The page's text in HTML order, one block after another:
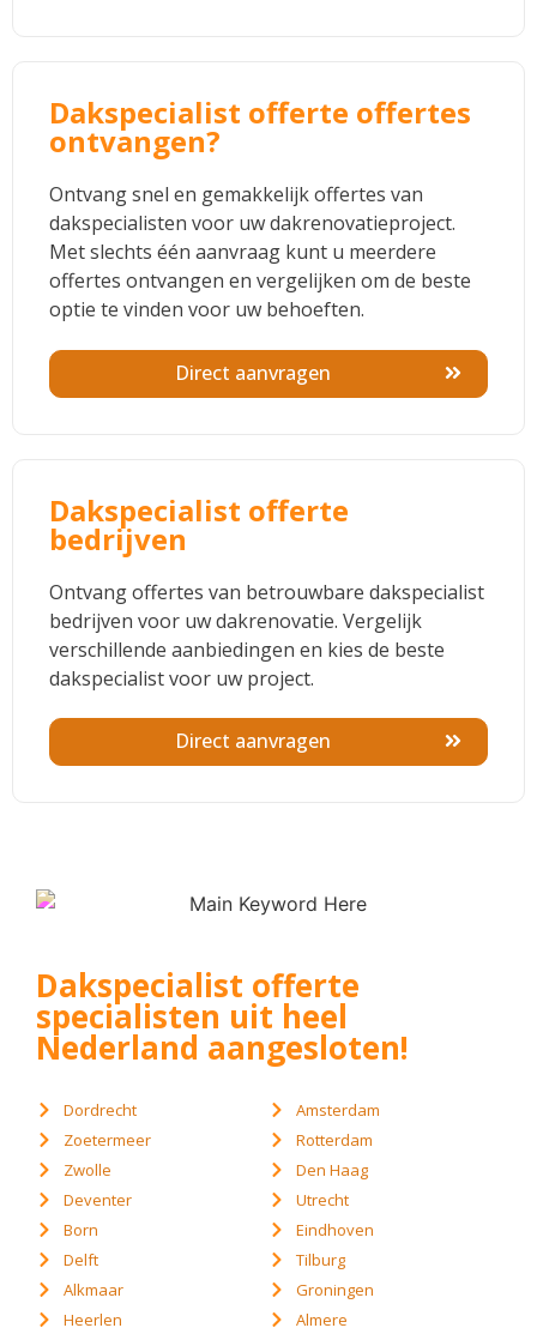
Dakspecialist offerte offertes
ontvangen?
Ontvang snel en gemakkelijk offertes van
dakspecialisten voor uw dakrenovatieproject.
Met slechts één aanvraag kunt u meerdere
offertes ontvangen en vergelijken om de beste
optie te vinden voor uw behoeften.
Direct aanvragen
Dakspecialist offerte
bedrijven
Ontvang offertes van betrouwbare dakspecialist
bedrijven voor uw dakrenovatie. Vergelijk
verschillende aanbiedingen en kies de beste
dakspecialist voor uw project.
Direct aanvragen
Dakspecialist offerte
specialisten uit heel
Nederland aangesloten!
Dordrecht
Zoetermeer
Zwolle
Deventer
Born
Delft
Alkmaar
Heerlen
Amsterdam
Rotterdam
Den Haag
Utrecht
Eindhoven
Tilburg
Groningen
Almere